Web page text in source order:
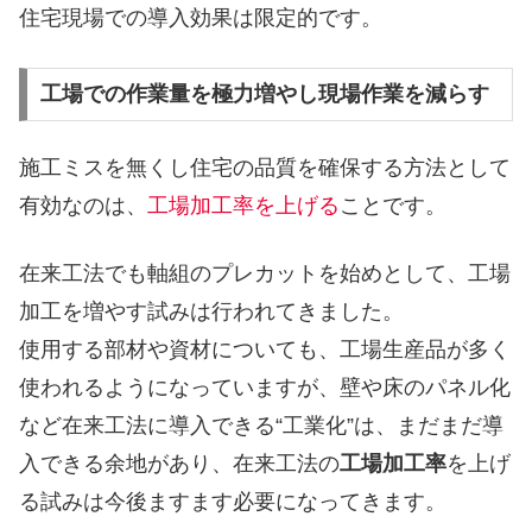
住宅現場での導入効果は限定的です。
工場での作業量を極力増やし現場作業を減らす
施工ミスを無くし住宅の品質を確保する方法として
有効なのは、 工場加工率を上げる ことです。
在来工法でも軸組のプレカットを始めとして、工場
加工を増やす試みは行われてきました。
使用する部材や資材についても、工場生産品が多く
使われるようになっていますが、壁や床のパネル化
など在来工法に導入できる“工業化”は、まだまだ導
入できる余地があり、在来工法の工場加工率を上げ
る試みは今後ますます必要になってきます。